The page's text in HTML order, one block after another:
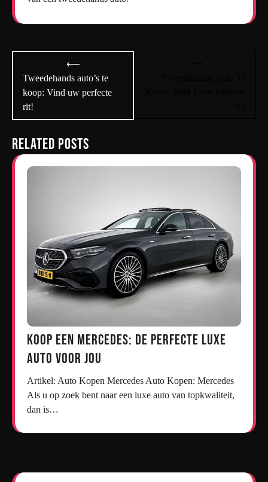
navigatie
⟵
Tweedehands auto’s te
koop: Vind uw perfecte
rit!
Related Posts
Koop een Mercedes: De Perfecte Luxe
Auto voor Jou
Artikel: Auto Kopen Mercedes Auto Kopen: Mercedes
Als u op zoek bent naar een luxe auto van topkwaliteit,
dan is…